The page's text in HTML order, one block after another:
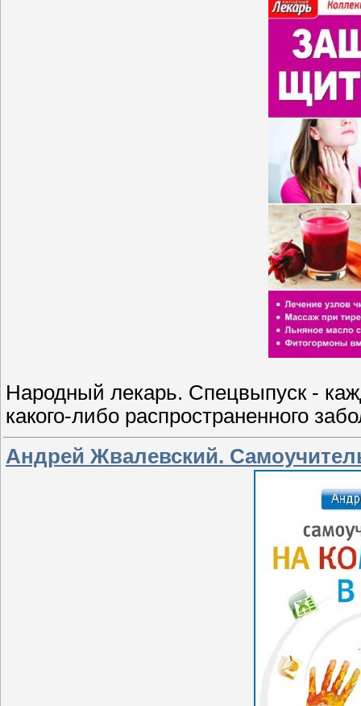
Народный лекарь. Спецвыпуск -
какого-либо распространенного
Андрей Жвалевский.